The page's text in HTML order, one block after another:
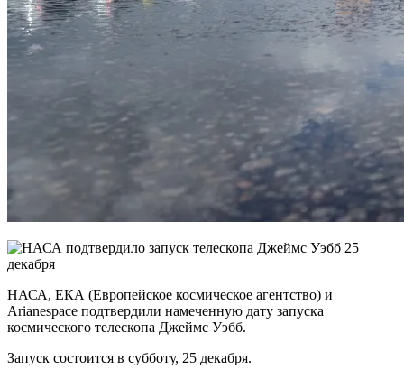
НАСА, ЕКА (Европейское космическое агентство) и
Arianespace подтвердили намеченную дату запуска
космического телескопа Джеймс Уэбб.
Запуск состоится в субботу, 25 декабря.